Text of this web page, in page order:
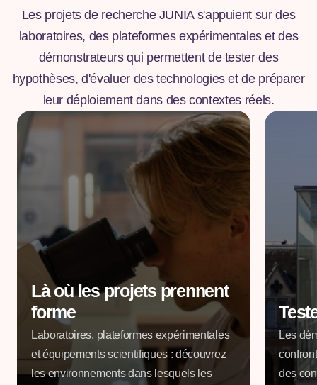
Les projets de recherche JUNIA s'appuient sur des
laboratoires, des plateformes expérimentales et des
démonstrateurs qui permettent de tester des
hypothèses, d'évaluer des technologies et de préparer
leur déploiement dans des contextes réels.
Là où les projets prennent
forme
Laboratoires, plateformes expérimentales
et équipements scientifiques : découvrez
les environnements dans lesquels les
Les
des